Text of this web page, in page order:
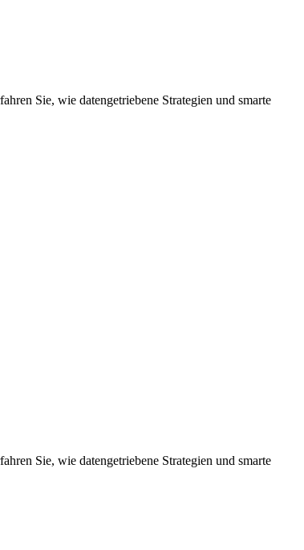
Sie, wie datengetriebene Strategien und smarte
Sie, wie datengetriebene Strategien und smarte